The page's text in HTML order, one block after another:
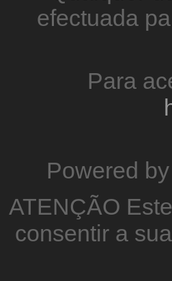
efectuada
Para
Powered by
ATENÇÃO
consentir a